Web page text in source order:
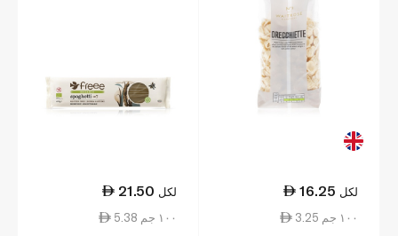
16.25 لكل
3.25 ١٠٠ جم
21.50 لكل
5.38 ١٠٠ جم